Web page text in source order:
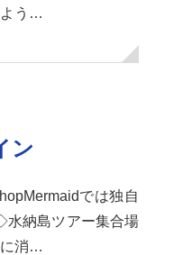
よう…
ン
では独自
水納島ツアー集合場
に消…